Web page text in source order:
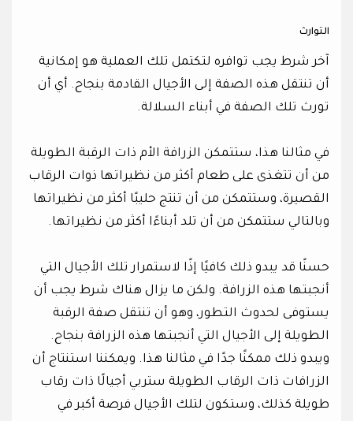
التوارث
آخر شرط يجب توافره لتكتمل تلك العملية هو إمكانية
أن تنتقل هذه الصفة إلى الأجيال القادمة بنجاح. أي أن
تورث تلك الصفة في أبناء السلالة.
في مثالنا هذا، ستتمكن الزرافة الأم ذات الرقبة الطويلة
من أن تتغذى على طعام أكثر من نظيراتها ذوات الرقاب
القصيرة، وستتمكن من أن تنتج حليبًا أكثر من نظيراتها
وبالتالي ستتمكن من أن تلد أبناءًا أكثر من نظيراتها.
حسنًا قد يبدو ذلك كافيًا إذًا لاستمرار تلك الأجيال التي
أنجبتها هذه الزرافة. ولكن ما يزال هناك شرط يجب أن
يستوفى لحدوث التطور، وهو أن تنتقل صفة الرقبة
الطويلة إلى الأجيال التي أنجبتها هذه الزرافة بنجاح.
ويبدو ذلك ممكنًا جدًا في مثالنا هذا. ويمكننا استنتاج أن
الزرافات ذات الرقاب الطويلة ستربي أجيالًا ذات رقاب
طويلة كذلك، وستكون لتلك الأجيال فرصة أكبر في